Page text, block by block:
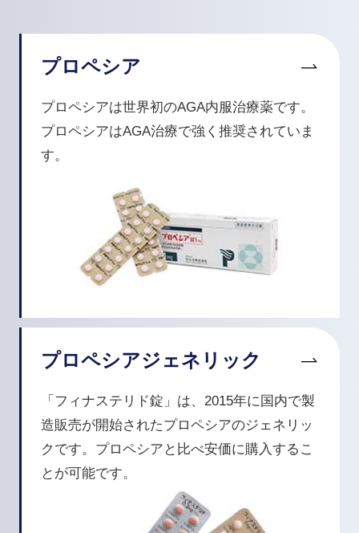
プロペシア
プロペシアは世界初のAGA内服治療薬です。
プロペシアはAGA治療で強く推奨されていま
す。
プロペシアジェネリック
「フィナステリド錠」は、2015年に国内で製
造販売が開始されたプロペシアのジェネリッ
クです。プロペシアと比べ安価に購入するこ
とが可能です。